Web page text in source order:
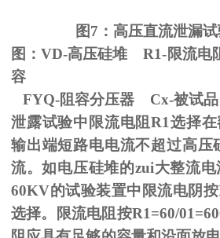
图7 ：高压直流泄漏
图：VD-高压硅堆R1-限流
容
FYQ-阻容分压器 Cx-被试
泄露试验中限流电阻R1选择在
输出端短路电电流不超过高压
流。如电压硅堆的zui大整流电
60KV的试验装置中限流电阴按
选择。限流电阻按R1=60/